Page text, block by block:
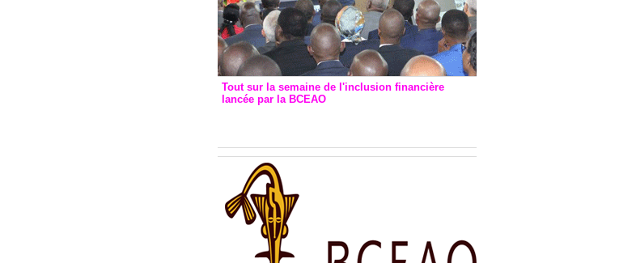
Tout sur la semaine de l'inclusion financière
lancée par la BCEAO